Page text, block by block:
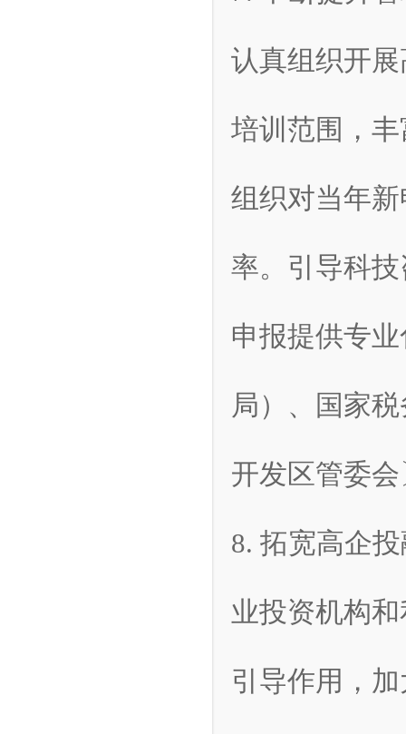
认真组织开
培训范围，
组织对当年
率。引导科
申报提供专
局）、国家
开发区管委会
8. 拓宽高企
业投资机构
引导作用，